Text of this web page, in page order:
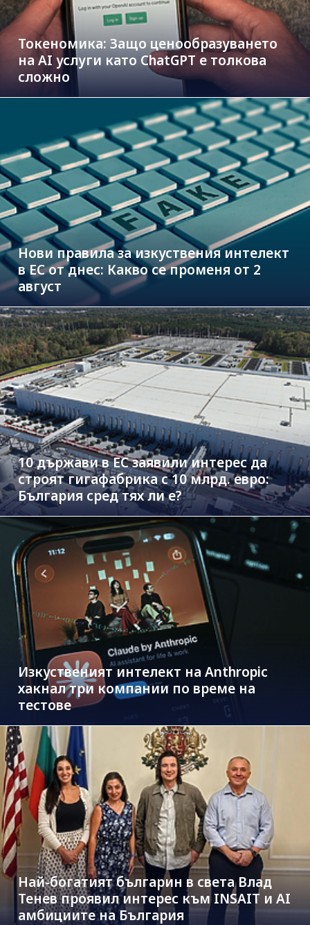
Токеномика: Защо ценообразуването
на AI услуги като ChatGPT е толкова
сложно
Нови правила за изкуствения интелект
в ЕС от днес: Какво се променя от 2
август
10 държави в ЕС заявили интерес да
строят гигафабрика с 10 млрд. евро:
България сред тях ли е?
Изкуственият интелект на Anthropic
хакнал три компании по време на
тестове
Най-богатият българин в света Влад
Тенев проявил интерес към INSAIT и AI
амбициите на България